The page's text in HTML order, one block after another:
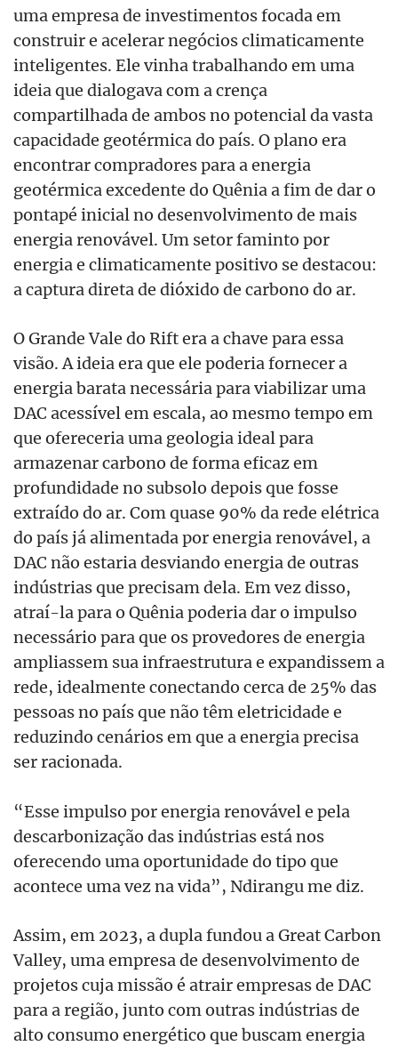
uma empresa de investimentos focada em
construir e acelerar negócios climaticamente
inteligentes. Ele vinha trabalhando em uma
ideia que dialogava com a crença
compartilhada de ambos no potencial da vasta
capacidade geotérmica do país. O plano era
encontrar compradores para a energia
geotérmica excedente do Quênia a fim de dar o
pontapé inicial no desenvolvimento de mais
energia renovável. Um setor faminto por
energia e climaticamente positivo se destacou:
a captura direta de dióxido de carbono do ar.
O Grande Vale do Rift era a chave para essa
visão. A ideia era que ele poderia fornecer a
energia barata necessária para viabilizar uma
DAC acessível em escala, ao mesmo tempo em
que ofereceria uma geologia ideal para
armazenar carbono de forma eficaz em
profundidade no subsolo depois que fosse
extraído do ar. Com quase 90% da rede elétrica
do país já alimentada por energia renovável, a
DAC não estaria desviando energia de outras
indústrias que precisam dela. Em vez disso,
atraí-la para o Quênia poderia dar o impulso
necessário para que os provedores de energia
ampliassem sua infraestrutura e expandissem a
rede, idealmente conectando cerca de 25% das
pessoas no país que não têm eletricidade e
reduzindo cenários em que a energia precisa
ser racionada.
“Esse impulso por energia renovável e pela
descarbonização das indústrias está nos
oferecendo uma oportunidade do tipo que
acontece uma vez na vida”, Ndirangu me diz.
Assim, em 2023, a dupla fundou a Great Carbon
Valley, uma empresa de desenvolvimento de
projetos cuja missão é atrair empresas de DAC
para a região, junto com outras indústrias de
alto consumo energético que buscam energia